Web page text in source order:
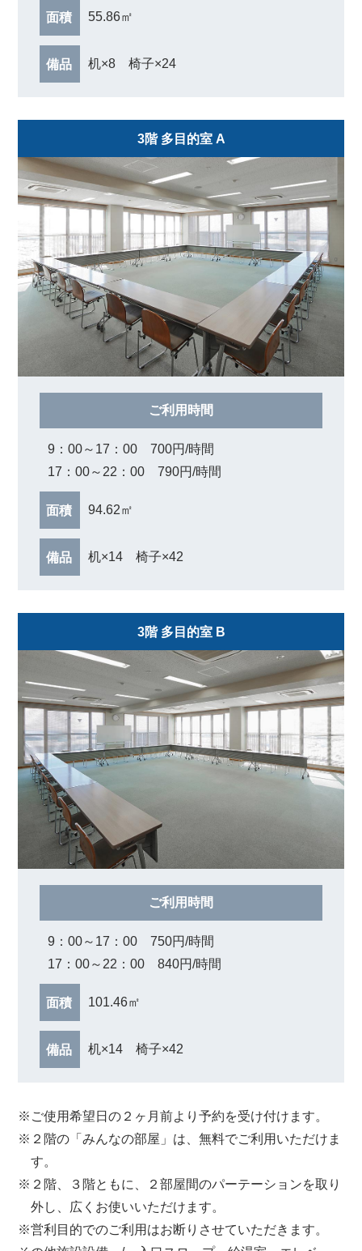
面積 55.86㎡
備品 机×8 椅子×24
3階 多目的室 A
ご利用時間
9：00～17：00 700円/時間
17：00～22：00 790円/時間
面積 94.62㎡
備品 机×14 椅子×42
3階 多目的室 B
ご利用時間
9：00～17：00 750円/時間
17：00～22：00 840円/時間
面積 101.46㎡
備品 机×14 椅子×42
※ご使用希望日の２ヶ月前より予約を受け付けます。
※２階の「みんなの部屋」は、無料でご利用いただけま
す。
※２階、３階ともに、２部屋間のパーテーションを取り
外し、広くお使いいただけます。
※営利目的でのご利用はお断りさせていただきます。